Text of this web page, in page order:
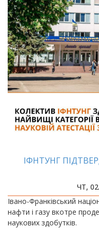
ІФНТУНГ
ЧТ,
Івано-Франківський
нафти і газу вкотре
наукових здобутків.